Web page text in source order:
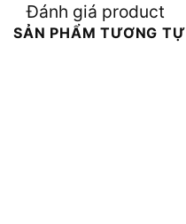
Đánh giá product
SẢN PHẨM TƯƠNG TỰ